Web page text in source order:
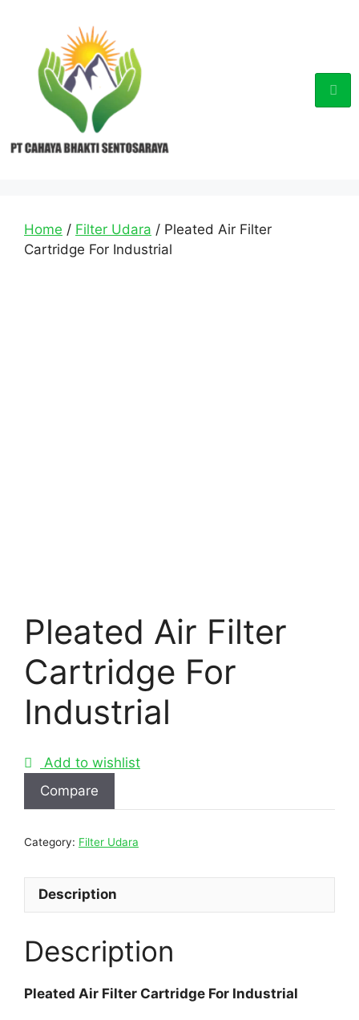
Home / Filter Udara / Pleated Air Filter
Cartridge For Industrial
Pleated Air Filter
Cartridge For
Industrial
Add to wishlist
Compare
Category: Filter Udara
Description
Description
Pleated Air Filter Cartridge For Industrial